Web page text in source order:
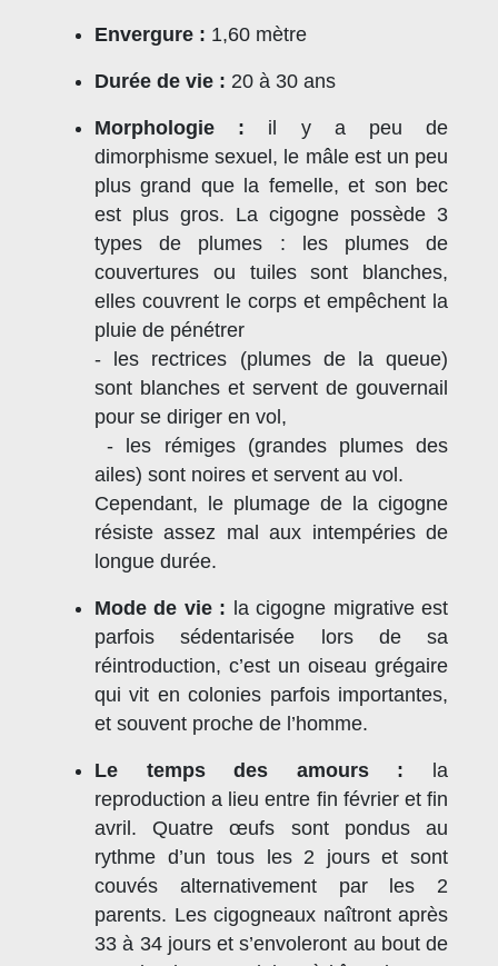
Envergure : 1,60 mètre
Durée de vie : 20 à 30 ans
Morphologie : il y a peu de
dimorphisme sexuel, le mâle est un peu
plus grand que la femelle, et son bec
est plus gros. La cigogne possède 3
types de plumes : les plumes de
couvertures ou tuiles sont blanches,
elles couvrent le corps et empêchent la
pluie de pénétrer
- les rectrices (plumes de la queue)
sont blanches et servent de gouvernail
pour se diriger en vol,
- les rémiges (grandes plumes des
ailes) sont noires et servent au vol.
Cependant, le plumage de la cigogne
résiste assez mal aux intempéries de
longue durée.
Mode de vie : la cigogne migrative est
parfois sédentarisée lors de sa
réintroduction, c’est un oiseau grégaire
qui vit en colonies parfois importantes,
et souvent proche de l’homme.
Le temps des amours : la
reproduction a lieu entre fin février et fin
avril. Quatre œufs sont pondus au
rythme d’un tous les 2 jours et sont
couvés alternativement par les 2
parents. Les cigogneaux naîtront après
33 à 34 jours et s’envoleront au bout de